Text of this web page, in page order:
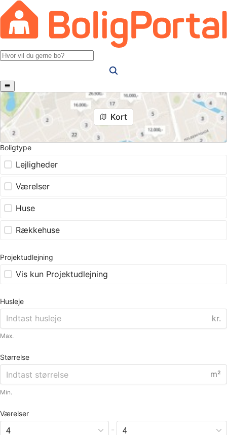
Kort
Boligtype
Lejligheder
Værelser
Huse
Rækkehuse
Projektudlejning
Vis kun Projektudlejning
Husleje
kr.
Max.
Størrelse
m²
Min.
Værelser
-